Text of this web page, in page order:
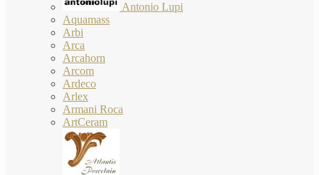
Antonio Lupi
Aquamass
Arbi
Arca
Arcahorn
Arcom
Ardeco
Arlex
Armani Roca
ArtCeram